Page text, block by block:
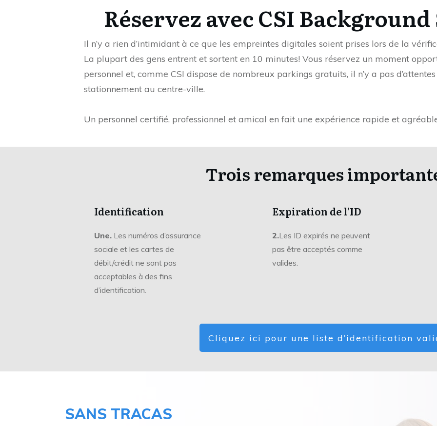
Réservez avec CSI
Il n’y a rien d’intimidant à ce que les empreintes digitales soient prises lors de la
La plupart des gens entrent et sortent en 10 minutes! Vous réservez un moment
personnel et, comme CSI dispose de nombreux parkings gratuits, il n’y a pas
stationnement au centre-ville.
Un personnel certifié, professionnel et amical en fait une expérience rapide et
Trois remarques
Identification
Une. Les numéros d’assurance
sociale et les cartes de
débit/crédit ne sont pas
acceptables à des fins
d’identification.
Expiration de l’ID
2.Les ID expirés ne peuvent
pas être acceptés comme
valides.
Cliquez ici pour une liste d’identification
SANS TRACAS